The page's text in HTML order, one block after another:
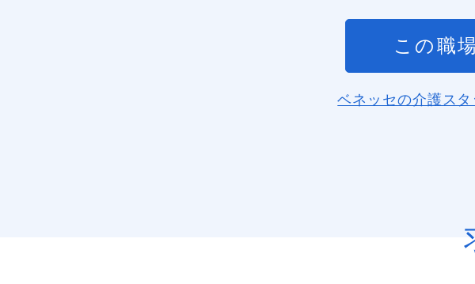
この職
ベネッセの介護ス